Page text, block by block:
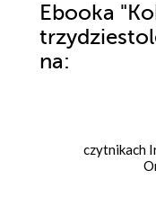
Ebooka
na:
czytnikach